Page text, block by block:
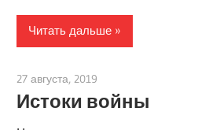
Читать дальше
27 августа, 2019
Истоки войны